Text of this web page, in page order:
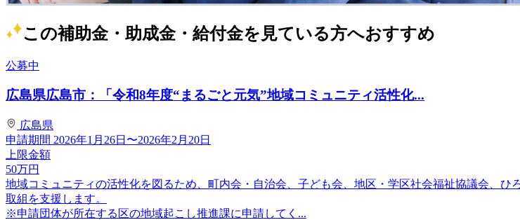
この補助金・助成金・給付金を見ている方へおすすめ
公募中
広島県広島市：「令和8年度“まるごと元気”地域コミュニティ活性化...
広島県
申請期間 2026年1月26日〜2026年2月20日
上限金額
50万円
地域コミュニティの活性化を図るため、町内会・自治会、子ども会、地区・学区社会福祉協議会、
取組を支援します。
※申請団体が所在する区の地域起こし推進課に申請してく...